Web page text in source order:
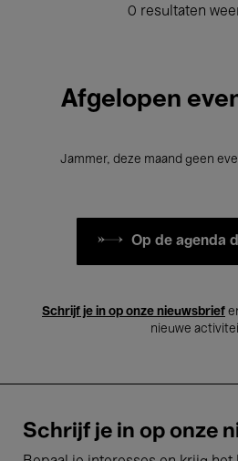
0 resultaten
Afgelopen
Jammer, deze maand geen
Op de agenda
Schrijf je in op onze nieuwsbrief
nieuwe
Schrijf je in op onze